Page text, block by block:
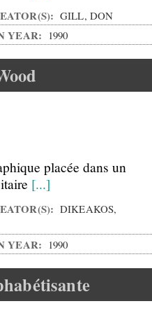
GILL, DON
YEAR: 1990
placée dans un
[...]
DIKEAKOS,
YEAR: 1990